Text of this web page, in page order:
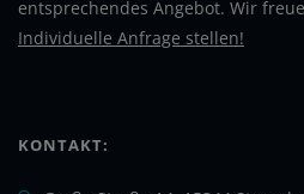
entsprechendes Angebot. Wir
Individuelle Anfrage stellen!
KONTAKT: